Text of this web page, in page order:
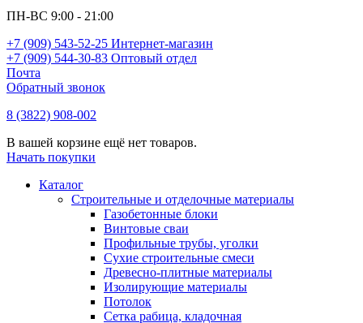
ПН-ВС 9:00 - 21:00
+7 (909) 543-52-25 Интернет-магазин
+7 (909) 544-30-83 Оптовый отдел
Почта
Обратный звонок
8 (3822) 908-002
В вашей корзине ещё нет товаров.
Начать покупки
Каталог
Строительные и отделочные материалы
Газобетонные блоки
Винтовые сваи
Профильные трубы, уголки
Сухие строительные смеси
Древесно-плитные материалы
Изолирующие материалы
Потолок
Сетка рабица, кладочная